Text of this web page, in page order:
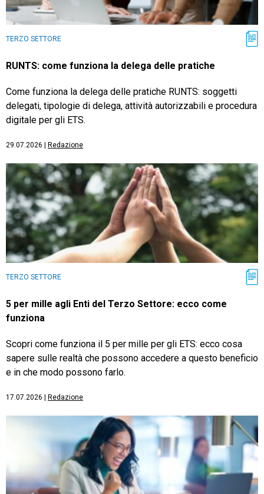
TERZO SETTORE
RUNTS: come funziona la delega delle pratiche
Come funziona la delega delle pratiche RUNTS: soggetti
delegati, tipologie di delega, attività autorizzabili e procedura
digitale per gli ETS.
29.07.2026 Redazione
TERZO SETTORE
5 per mille agli Enti del Terzo Settore: ecco come
funziona
Scopri come funziona il 5 per mille per gli ETS: ecco cosa
sapere sulle realtà che possono accedere a questo beneficio
e in che modo possono farlo.
17.07.2026 Redazione